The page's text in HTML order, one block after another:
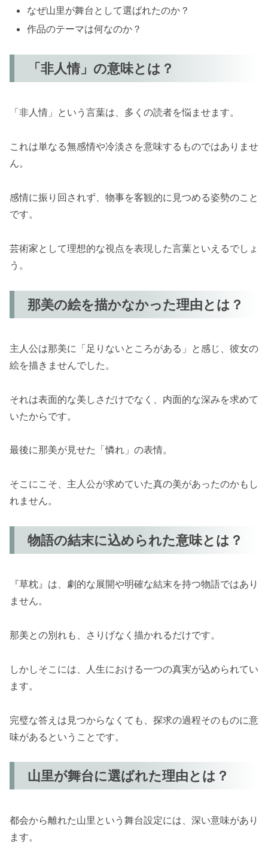
なぜ山里が舞台として選ばれたのか？
作品のテーマは何なのか？
「非人情」の意味とは？
「非人情」という言葉は、多くの読者を悩ませます。
これは単なる無感情や冷淡さを意味するものではありませ
ん。
感情に振り回されず、物事を客観的に見つめる姿勢のこと
です。
芸術家として理想的な視点を表現した言葉といえるでしょ
う。
那美の絵を描かなかった理由とは？
主人公は那美に「足りないところがある」と感じ、彼女の
絵を描きませんでした。
それは表面的な美しさだけでなく、内面的な深みを求めて
いたからです。
最後に那美が見せた「憐れ」の表情。
そこにこそ、主人公が求めていた真の美があったのかもし
れません。
物語の結末に込められた意味とは？
『草枕』は、劇的な展開や明確な結末を持つ物語ではあり
ません。
那美との別れも、さりげなく描かれるだけです。
しかしそこには、人生における一つの真実が込められてい
ます。
完璧な答えは見つからなくても、探求の過程そのものに意
味があるということです。
山里が舞台に選ばれた理由とは？
都会から離れた山里という舞台設定には、深い意味があり
ます。